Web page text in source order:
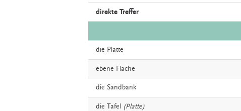
direkte Treffer
die Platte
ebene Fläche
die Sandbank
die Tafel (Platte)